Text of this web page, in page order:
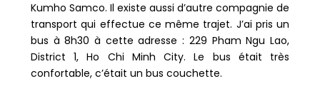
Kumho Samco. Il existe aussi d’autre compagnie de
transport qui effectue ce même trajet. J’ai pris un
bus à 8h30 à cette adresse : 229 Pham Ngu Lao,
District 1, Ho Chi Minh City. Le bus était très
confortable, c’était un bus couchette.